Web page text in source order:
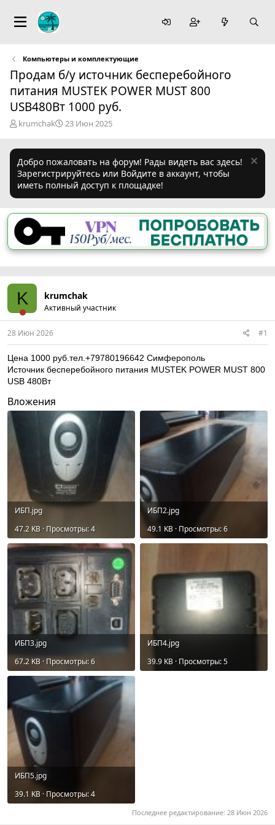
Компьютеры и комплектующие
Продам б/у источник бесперебойного
питания MUSTEK POWER MUST 800
USB480Вт 1000 руб.
А
р
т
е
м
ы
krumchak
Д
н
а
ч
а
л
23 Июн 2025
Добро пожаловать на форум! Рады видеть вас здесь!
Зарегистрируйтесь или Войдите в аккаунт, чтобы
иметь полный доступ к площадке!
K krumchak
Активный участник
28 Июн 2026 #1
Цена 1000 руб.тел.+79780196642 Симферополь
Источник бесперебойного питания MUSTEK POWER MUST 800
USB 480Вт
Вложения
ИБП.jpg
47.2 KB · Просмотры: 4
ИБП2.jpg
49.1 KB · Просмотры: 6
ИБП3.jpg
67.2 KB · Просмотры: 6
ИБП4.jpg
39.9 KB · Просмотры: 5
ИБП5.jpg
39.1 KB · Просмотры: 4
Последнее редактирование: 28 Июн 2026